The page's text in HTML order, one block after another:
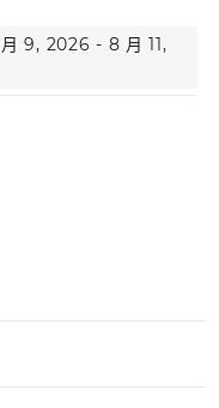
9, 2026 - 8 月 11,